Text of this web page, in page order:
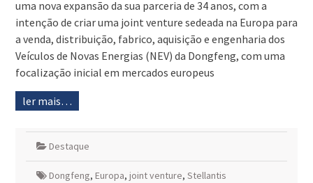
uma nova expansão da sua parceria de 34 anos, com a
intenção de criar uma joint venture sedeada na Europa para
a venda, distribuição, fabrico, aquisição e engenharia dos
Veículos de Novas Energias (NEV) da Dongfeng, com uma
focalização inicial em mercados europeus
ler mais…
Destaque
Dongfeng, Europa, joint venture, Stellantis